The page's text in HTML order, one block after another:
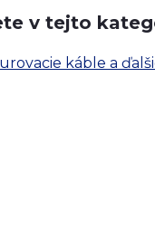
v tejto
káble a